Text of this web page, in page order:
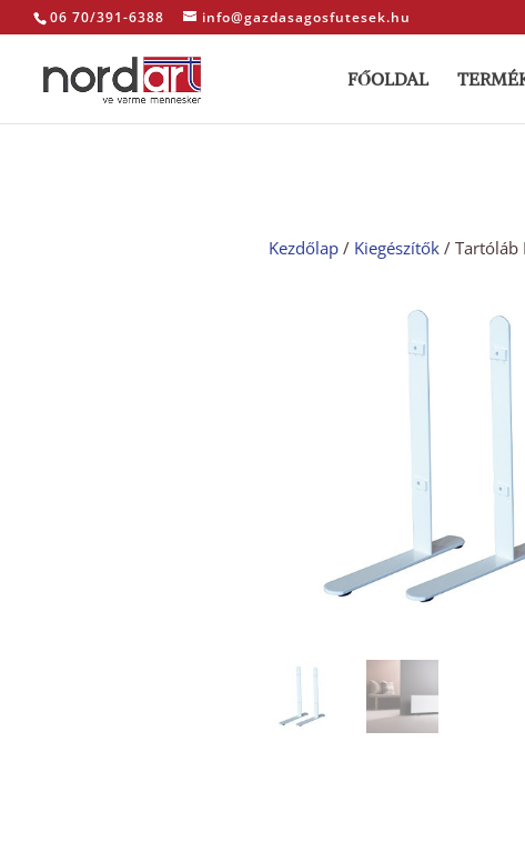
06 70/391-6388 info@gazdasagosfutesek.hu
FŐOLDAL
Kezdőlap/ Kiegészítők/ Tartóláb